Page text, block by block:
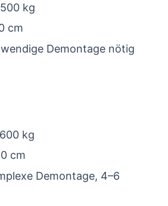
kg
cm
Demontage nötig
kg
cm
Demontage, 4–6